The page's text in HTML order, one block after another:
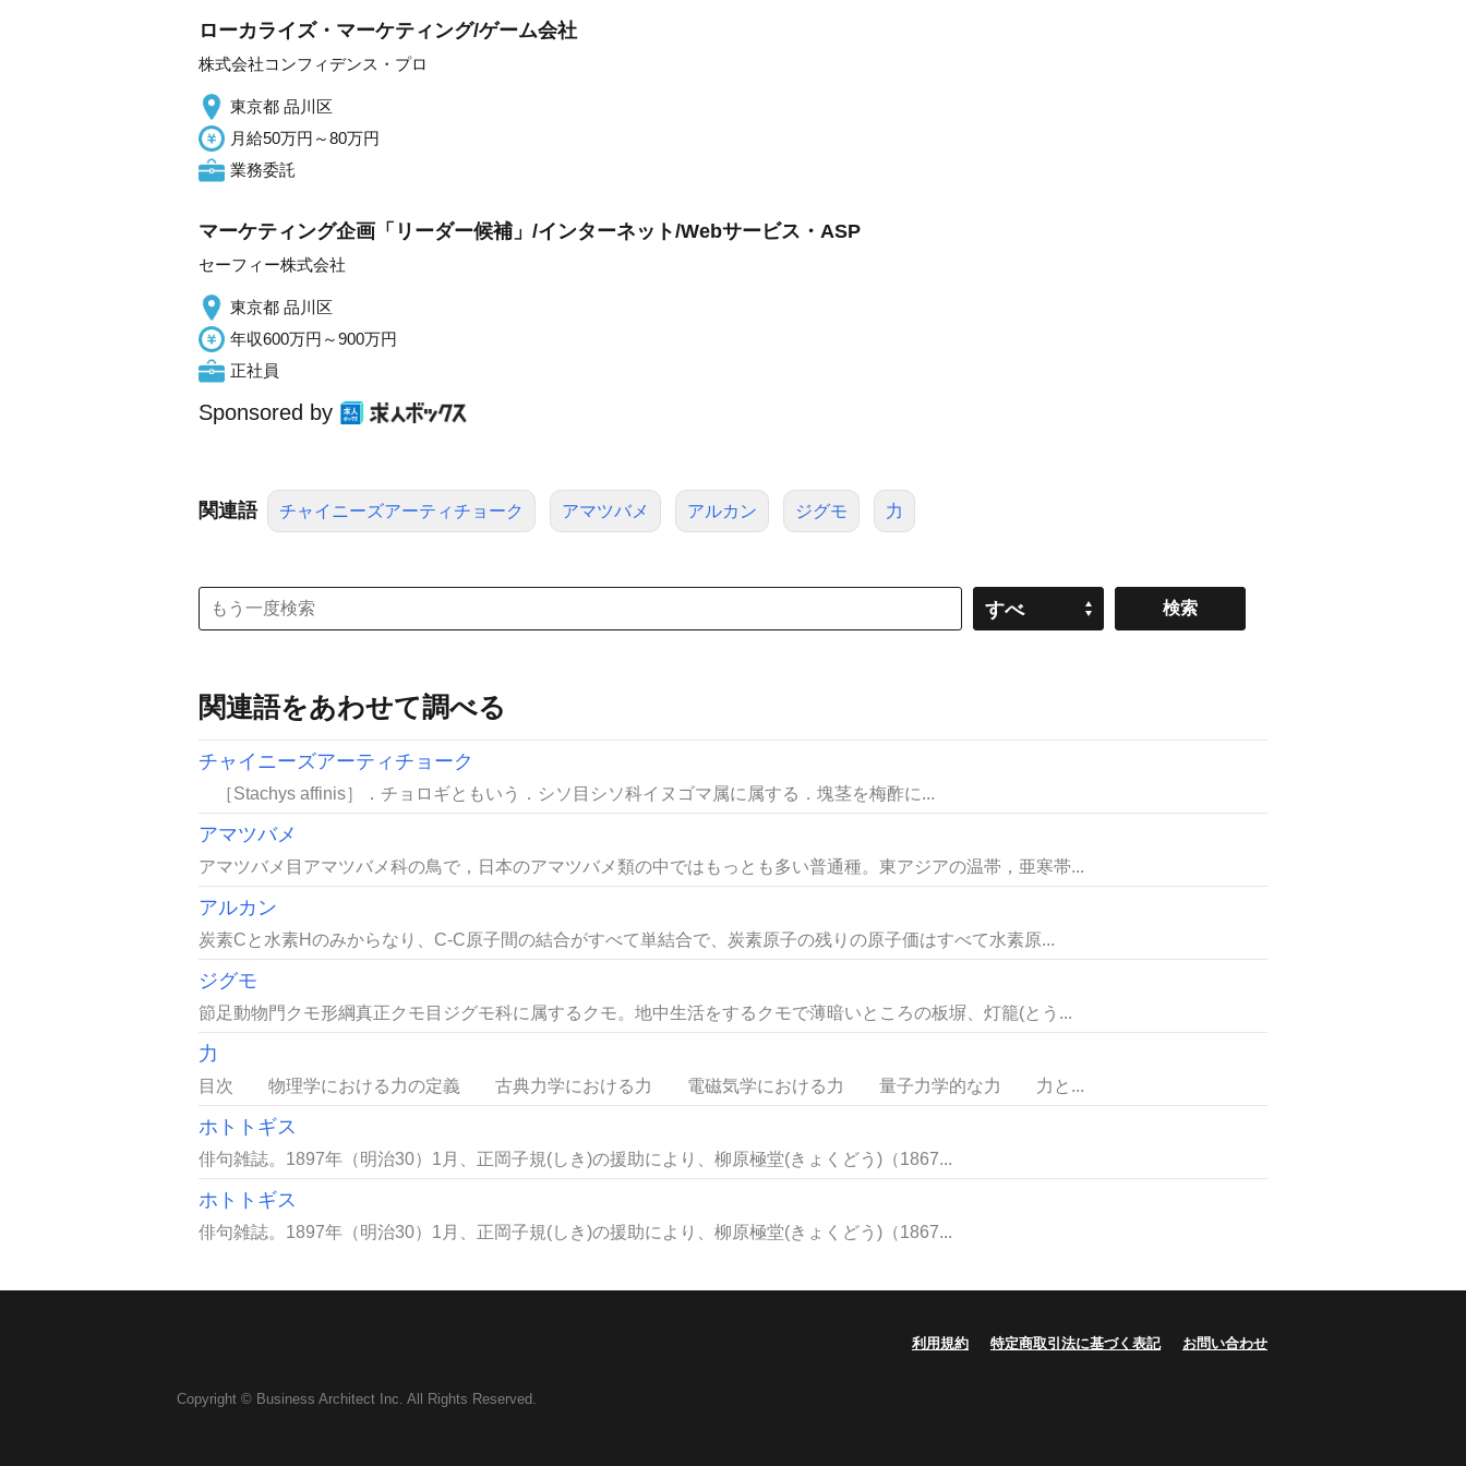
ローカライズ・マーケティング/ゲーム会社
株式会社コンフィデンス・プロ
東京都 品川区
月給50万円～80万円
業務委託
マーケティング企画「リーダー候補」/インターネット/Webサービス・ASP
セーフィー株式会社
東京都 品川区
年収600万円～900万円
正社員
Sponsored by
関連語 チャイニーズアーティチョーク アマツバメ アルカン ジグモ 力
すべ
関連語をあわせて調べる
チャイニーズアーティチョーク
［Stachys affinis］．チョロギともいう．シソ目シソ科イヌゴマ属に属する．塊茎を梅酢に...
アマツバメ
アマツバメ目アマツバメ科の鳥で，日本のアマツバメ類の中ではもっとも多い普通種。東アジアの温帯，亜寒帯...
アルカン
炭素Cと水素Hのみからなり、C-C原子間の結合がすべて単結合で、炭素原子の残りの原子価はすべて水素原...
ジグモ
節足動物門クモ形綱真正クモ目ジグモ科に属するクモ。地中生活をするクモで薄暗いところの板塀、灯籠(とう...
力
目次 物理学における力の定義 古典力学における力 電磁気学における力 量子力学的な力 力と...
ホトトギス
俳句雑誌。1897年（明治30）1月、正岡子規(しき)の援助により、柳原極堂(きょくどう)（1867...
ホトトギス
俳句雑誌。1897年（明治30）1月、正岡子規(しき)の援助により、柳原極堂(きょくどう)（1867...
利用規約 特定商取引法に基づく表記 お問い合わせ
Copyright © Business Architect Inc. All Rights Reserved.